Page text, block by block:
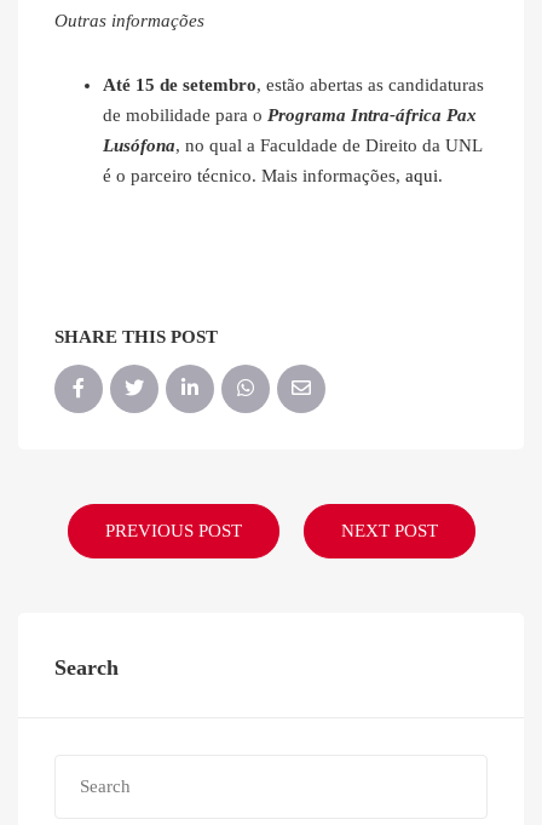
Outras informações
Até 15 de setembro, estão abertas as candidaturas
de mobilidade para o Programa Intra-áfrica Pax
Lusófona, no qual a Faculdade de Direito da UNL
é o parceiro técnico. Mais informações, aqui.
SHARE THIS POST
PREVIOUS POST NEXT POST
Search